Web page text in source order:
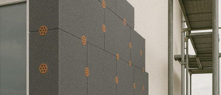
εξωτερικής θερμομόνωσης
(ETICS), εξασφαλίζοντας υψηλή
σταθερότητα, ασφάλεια και μακροχρόνια αντοχή του συστήματος.
Στην κατηγορία θα βρείτε βύσματα θερμοπρόσοψης Baumit με μεταλλική
καρφίδα, κατάλληλα για όλα τα υποστρώματα (A, B, C, D, E),
πιστοποιημένα σύμφωνα με ETA / ETAG 004, ιδανικά για
επαγγελματικές εφαρμογές εξωτερικής θερμομόνωσης.
Αρχική σελίδα
Μονώσεις